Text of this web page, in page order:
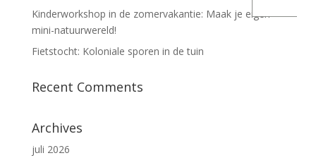
Kinderworkshop in de zomervakantie: Maak je eigen
mini-natuurwereld!
Fietstocht: Koloniale sporen in de tuin
Recent Comments
Archives
juli 2026